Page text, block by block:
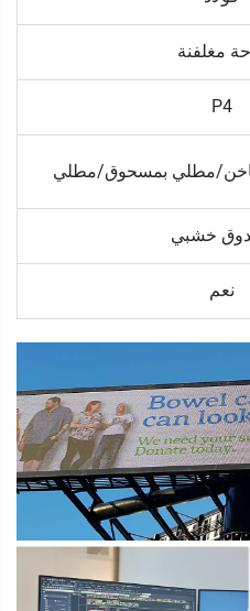
مغلفنة
P4
مطلي بمسحوق/مطلي
خشبي
نعم